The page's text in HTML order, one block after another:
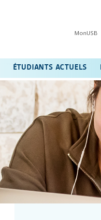
MonUSB
ÉTUDIANTS ACTUELS